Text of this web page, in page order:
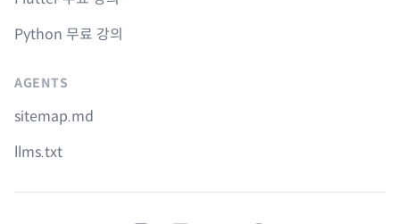
Python 무료 강의
AGENTS
sitemap.md
llms.txt